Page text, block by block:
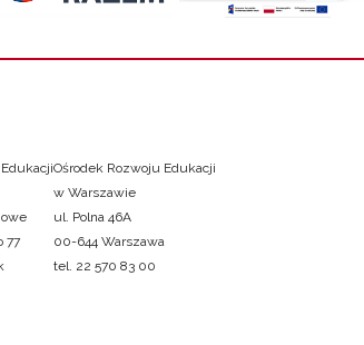
77
Ośrodek Rozwoju Edukacji
w Warszawie
ul. Polna 46A
00-644 Warszawa
tel. 22 570 83 00